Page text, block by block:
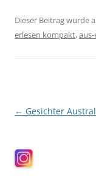
Dieser Beitrag wurde
erlesen kompakt,
Beitragsnavigation
← Gesichter